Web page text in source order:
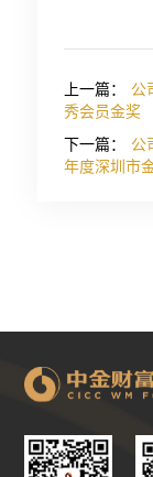
上一篇：
公
秀会员金奖
下一篇：
公
年度深圳市